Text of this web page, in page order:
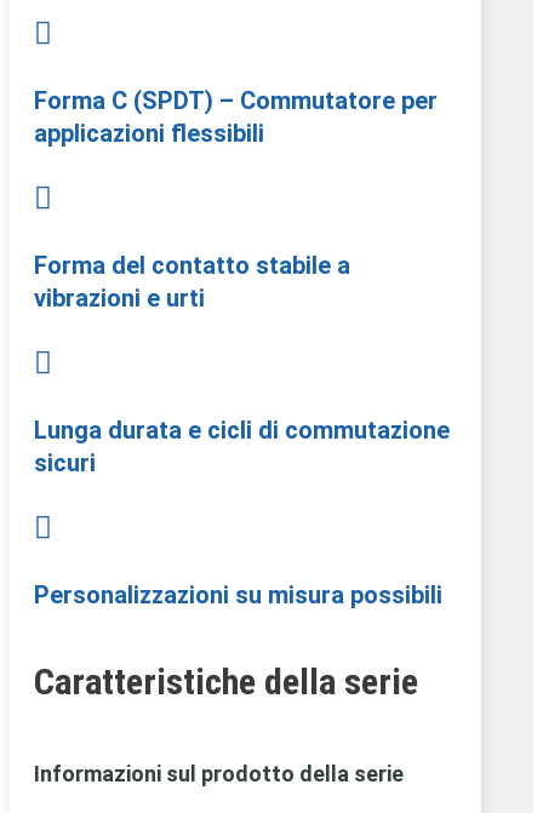

Forma C (SPDT) – Commutatore per
applicazioni flessibili

Forma del contatto stabile a
vibrazioni e urti

Lunga durata e cicli di commutazione
sicuri

Personalizzazioni su misura possibili
Caratteristiche della serie
Informazioni sul prodotto della serie